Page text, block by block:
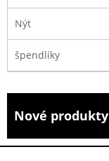
Nýt
špendlíky
Nové produkty